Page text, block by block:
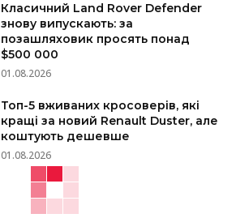
Класичний Land Rover Defender
знову випускають: за
позашляховик просять понад
$500 000
01.08.2026
Топ-5 вживаних кросоверів, які
кращі за новий Renault Duster, але
коштують дешевше
01.08.2026